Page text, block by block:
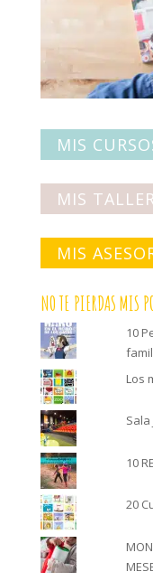
MIS
MIS
MIS
NO TE PIERDAS MIS
10
Los
10
20